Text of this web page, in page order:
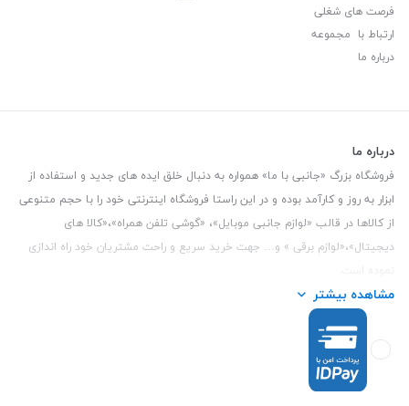
فرصت های شغلی
ارتباط با مجموعه
درباره ما
درباره ما
فروشگاه بزرگ «جانبی با ما» همواره به دنبال خلق ایده های جدید و استفاده از
ابزار به روز و کارآمد بوده و در این راستا فروشگاه اینترنتی خود را با حجم متنوعی
از کالاها در قالب «لوازم جانبی موبایل»، «گوشی تلفن همراه»،«کالا های
دیجیتال»،«لوازم برقی » و… جهت خرید سریع و راحت مشتریان خود راه اندازی
این فروشگاه تمام تلاش خود را نموده تا کالاهایی با کیفیت و با حداقل قیمت
عرضه نماید.
تلفن تماس :3847 088 0912
و ملی طبقه زیرین عکاسی
مشاهده بیشتر